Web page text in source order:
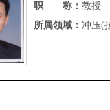
职 称： 教授
所属领域： 冲压(